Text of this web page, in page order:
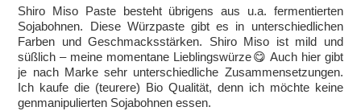
Shiro Miso Paste besteht übrigens aus u.a. fermentierten
Sojabohnen. Diese Würzpaste gibt es in unterschiedlichen
Farben und Geschmacksstärken. Shiro Miso ist mild und
süßlich – meine momentane Lieblingswürze😋 Auch hier gibt
je nach Marke sehr unterschiedliche Zusammensetzungen.
Ich kaufe die (teurere) Bio Qualität, denn ich möchte keine
genmanipulierten Sojabohnen essen.